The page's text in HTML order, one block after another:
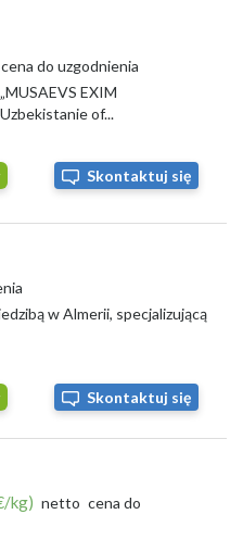
cena do uzgodnienia
EXIM
of...
Skontaktuj się
w Almerii, specjalizującą
Skontaktuj się
kg) netto cena do